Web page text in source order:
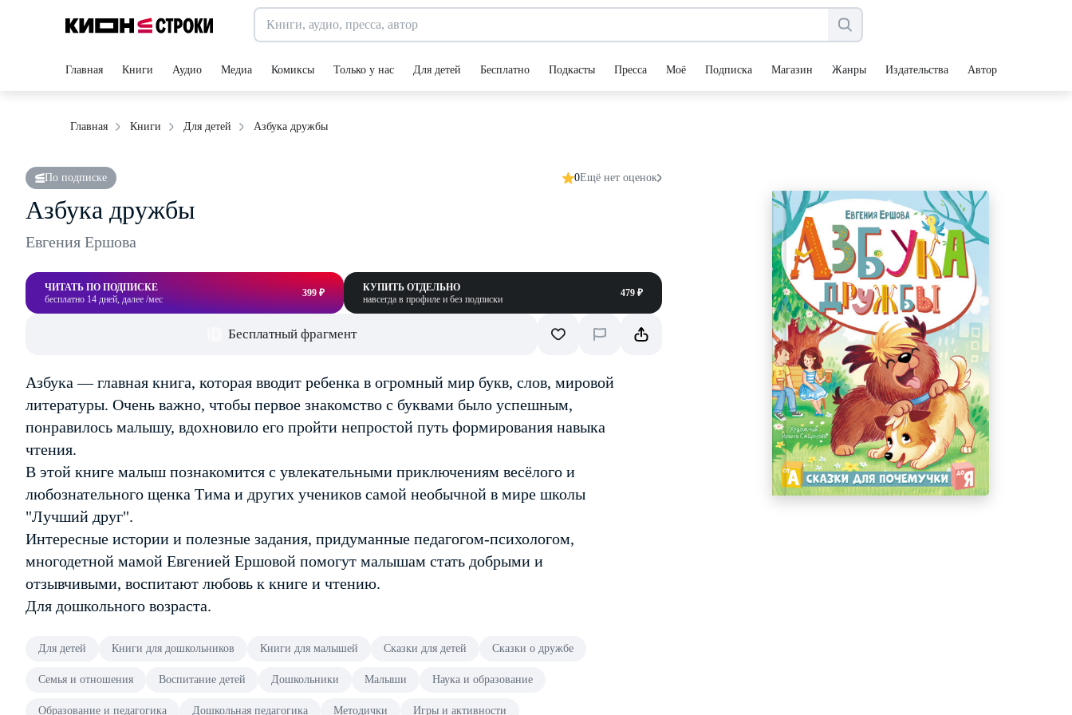
Главная Книги Аудио Медиа Комиксы Только у нас Для детей Бесплатно Подкасты Пресса Моё Подписка Магазин Жанры Издательства Авторы
Главная Книги Для детей Азбука дружбы
По подписке 0Ещё нет оценок
Азбука дружбы
Евгения Ершова
ЧИТАТЬ ПО ПОДПИСКЕ
бесплатно 14 дней, далее /мес
399 ₽
КУПИТЬ ОТДЕЛЬНО
навсегда в профиле и без подписки
479 ₽
Бесплатный фрагмент
Азбука — главная книга, которая вводит ребенка в огромный мир букв, слов, мировой
литературы. Очень важно, чтобы первое знакомство с буквами было успешным,
понравилось малышу, вдохновило его пройти непростой путь формирования навыка
чтения.
В этой книге малыш познакомится с увлекательными приключениям весёлого и
любознательного щенка Тима и других учеников самой необычной в мире школы
"Лучший друг".
Интересные истории и полезные задания, придуманные педагогом-психологом,
многодетной мамой Евгенией Ершовой помогут малышам стать добрыми и
отзывчивыми, воспитают любовь к книге и чтению.
Для дошкольного возраста.
Для детей Книги для дошкольников Книги для малышей Сказки для детей Сказки о дружбе
Семья и отношения Воспитание детей Дошкольники Малыши Наука и образование
Образование и педагогика Дошкольная педагогика Методички Игры и активности